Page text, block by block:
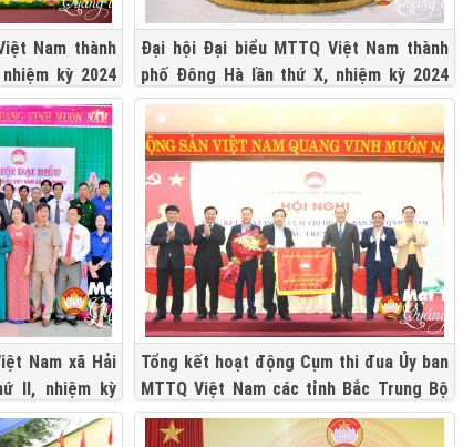
Nam thành
kỳ 2024
Đại hội Đại biểu MTTQ Việt Nam thành
phố Đông Hà lần thứ X, nhiệm kỳ 2024
-2029
Nam xã Hải
II, nhiệm kỳ
Tổng kết hoạt động Cụm thi đua Ủy ban
MTTQ Việt Nam các tỉnh Bắc Trung Bộ
năm 2023